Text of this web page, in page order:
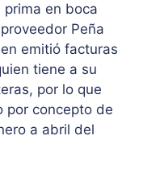
en boca
Peña
emitió facturas
tiene a su
por lo que
por concepto de
a abril del